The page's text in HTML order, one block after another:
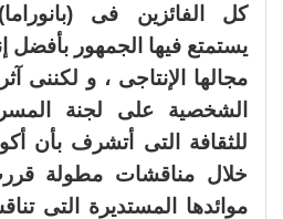
كل الفائزين فى
يستمتع فيها الجمهور
مجالها الإنتاجى ، و
الشخصية على لجنة
للثقافة التى أتشرف بأن
خلال مناقشات مطولة
موائدها المستديرة التى